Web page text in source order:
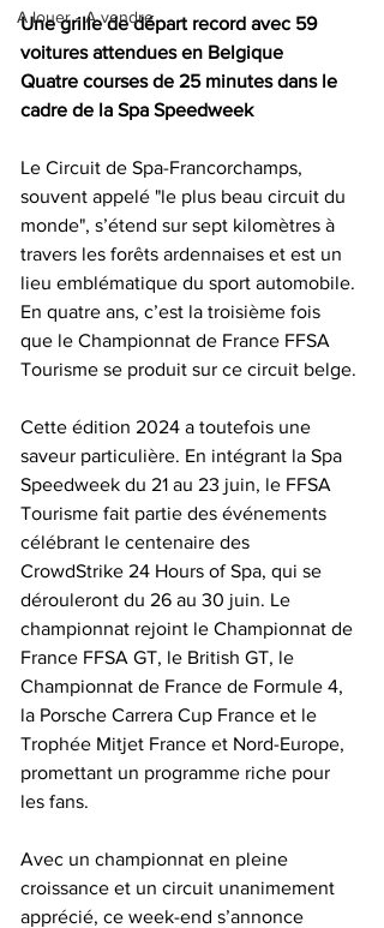
A louer - A vendre
Une grille de départ record avec 59
voitures attendues en Belgique
Quatre courses de 25 minutes dans le
cadre de la Spa Speedweek
Le Circuit de Spa-Francorchamps,
souvent appelé "le plus beau circuit du
monde", s’étend sur sept kilomètres à
travers les forêts ardennaises et est un
lieu emblématique du sport automobile.
En quatre ans, c’est la troisième fois
que le Championnat de France FFSA
Tourisme se produit sur ce circuit belge.
Cette édition 2024 a toutefois une
saveur particulière. En intégrant la Spa
Speedweek du 21 au 23 juin, le FFSA
Tourisme fait partie des événements
célébrant le centenaire des
CrowdStrike 24 Hours of Spa, qui se
dérouleront du 26 au 30 juin. Le
championnat rejoint le Championnat de
France FFSA GT, le British GT, le
Championnat de France de Formule 4,
la Porsche Carrera Cup France et le
Trophée Mitjet France et Nord-Europe,
promettant un programme riche pour
les fans.
Avec un championnat en pleine
croissance et un circuit unanimement
apprécié, ce week-end s’annonce